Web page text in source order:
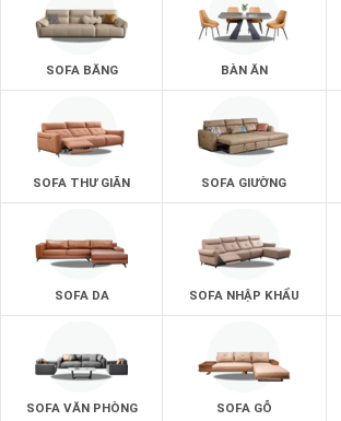
SOFA BĂNG BÀN ĂN
SOFA THƯ GIÃN SOFA GIƯỜNG
SOFA DA SOFA NHẬP KHẨU
SOFA VĂN PHÒNG SOFA GỖ